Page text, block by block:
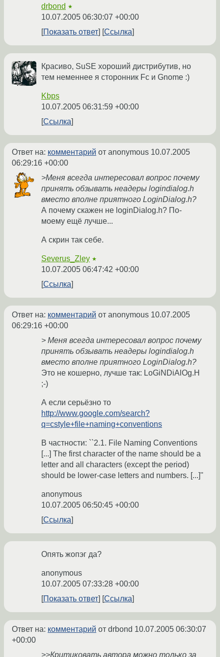
drbond ★
10.07.2005 06:30:07 +00:00
Показать ответ
Ссылка
Красиво, SuSE хороший дистрибутив, но
тем неменнее я сторонник Fc и Gnome :)
Kbps
10.07.2005 06:31:59 +00:00
Ссылка
Ответ на: комментарий от anonymous 10.07.2005
06:29:16 +00:00
>Меня всегда интересовал вопрос почему
принять обзывать неадеры logindialog.h
вместо вполне приятного LoginDialog.h?
А почему скажен не loginDialog.h? По-
моему ещё лучше...
А скрин так себе.
Severus_Zley ★
10.07.2005 06:47:42 +00:00
Ссылка
Ответ на: комментарий от anonymous 10.07.2005
06:29:16 +00:00
> Меня всегда интересовал вопрос почему
принять обзывать неадеры logindialog.h
вместо вполне приятного LoginDialog.h?
Это не кошерно, лучше так: LoGiNDiAlOg.H
;-)
А если серьёзно то
http://www.google.com/search?
q=cstyle+file+naming+conventions
В частности: ``2.1. File Naming Conventions
[...] The first character of the name should be a
letter and all characters (except the period)
should be lower-case letters and numbers. [...]''
anonymous
10.07.2005 06:50:45 +00:00
Ссылка
Опять жопэг да?
anonymous
10.07.2005 07:33:28 +00:00
Показать ответ
Ссылка
Ответ на: комментарий от drbond 10.07.2005 06:30:07
+00:00
>>Критиковать автора можно только за